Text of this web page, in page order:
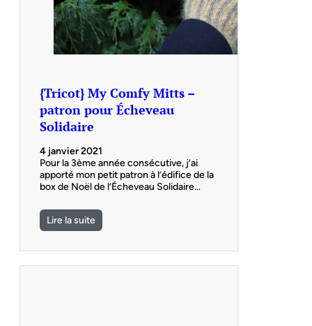
{Tricot} My Comfy Mitts –
patron pour Écheveau
Solidaire
4 janvier 2021
Pour la 3ème année consécutive, j’ai
apporté mon petit patron à l’édifice de la
box de Noël de l’Écheveau Solidaire…
Lire la suite